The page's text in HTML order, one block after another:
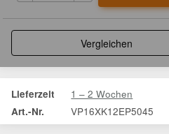
Vergleichen
Lieferzeit 1 – 2 Wochen
Art.-Nr. VP16XK12EP5045